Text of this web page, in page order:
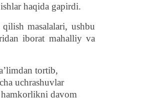
haqida gapirdi.
masalalari, ushbu
iborat mahalliy va
tortib,
uchrashuvlar
davom